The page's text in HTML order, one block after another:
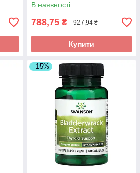
В наявності
788,75 ₴ 927,94 ₴
Купити
–15%